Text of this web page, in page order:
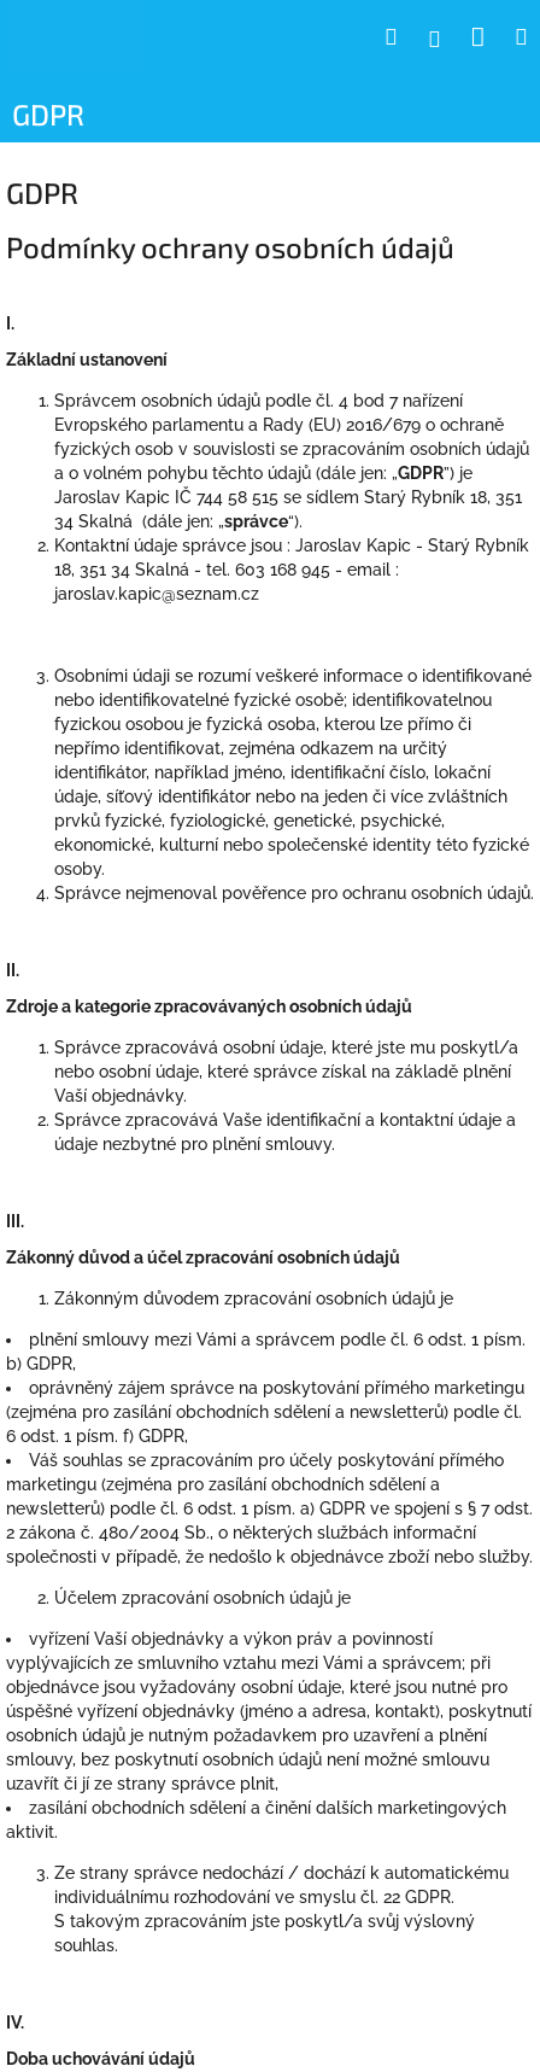
HledatPřihlášení
GDPR
GDPR
Podmínky ochrany osobních údajů
I.
Základní ustanovení
Správcem osobních údajů podle čl. 4 bod 7 nařízení
Evropského parlamentu a Rady (EU) 2016/679 o ochraně
fyzických osob v souvislosti se zpracováním osobních údajů
a o volném pohybu těchto údajů (dále jen: „GDPR”) je
Jaroslav Kapic IČ 744 58 515 se sídlem Starý Rybník 18, 351
34 Skalná (dále jen: „správce“).
Kontaktní údaje správce jsou : Jaroslav Kapic - Starý Rybník
18, 351 34 Skalná - tel. 603 168 945 - email :
jaroslav.kapic@seznam.cz
Osobními údaji se rozumí veškeré informace o identifikované
nebo identifikovatelné fyzické osobě; identifikovatelnou
fyzickou osobou je fyzická osoba, kterou lze přímo či
nepřímo identifikovat, zejména odkazem na určitý
identifikátor, například jméno, identifikační číslo, lokační
údaje, síťový identifikátor nebo na jeden či více zvláštních
prvků fyzické, fyziologické, genetické, psychické,
ekonomické, kulturní nebo společenské identity této fyzické
osoby.
Správce nejmenoval pověřence pro ochranu osobních údajů.
II.
Zdroje a kategorie zpracovávaných osobních údajů
Správce zpracovává osobní údaje, které jste mu poskytl/a
nebo osobní údaje, které správce získal na základě plnění
Vaší objednávky.
Správce zpracovává Vaše identifikační a kontaktní údaje a
údaje nezbytné pro plnění smlouvy.
III.
Zákonný důvod a účel zpracování osobních údajů
Zákonným důvodem zpracování osobních údajů je
plnění smlouvy mezi Vámi a správcem podle čl. 6 odst. 1 písm.
b) GDPR,
oprávněný zájem správce na poskytování přímého marketingu
(zejména pro zasílání obchodních sdělení a newsletterů) podle čl.
6 odst. 1 písm. f) GDPR,
Váš souhlas se zpracováním pro účely poskytování přímého
marketingu (zejména pro zasílání obchodních sdělení a
newsletterů) podle čl. 6 odst. 1 písm. a) GDPR ve spojení s § 7 odst.
2 zákona č. 480/2004 Sb., o některých službách informační
společnosti v případě, že nedošlo k objednávce zboží nebo služby.
Účelem zpracování osobních údajů je
vyřízení Vaší objednávky a výkon práv a povinností
vyplývajících ze smluvního vztahu mezi Vámi a správcem; při
objednávce jsou vyžadovány osobní údaje, které jsou nutné pro
úspěšné vyřízení objednávky (jméno a adresa, kontakt), poskytnutí
osobních údajů je nutným požadavkem pro uzavření a plnění
smlouvy, bez poskytnutí osobních údajů není možné smlouvu
uzavřít či jí ze strany správce plnit,
zasílání obchodních sdělení a činění dalších marketingových
aktivit.
Ze strany správce nedochází / dochází k automatickému
individuálnímu rozhodování ve smyslu čl. 22 GDPR.
S takovým zpracováním jste poskytl/a svůj výslovný
souhlas.
IV.
Doba uchovávání údajů